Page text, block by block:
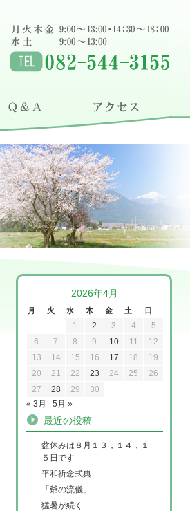
2026年4月
月 火 水 木 金 土 日
1 2 3 4
5
6
7 8 9 10 11
12
13
14 15 16 17 18
19
20
21 22 23 24 25
26
27
28 29
30
« 3月
5月 »
最近の投稿
盆休みは８月１３，１４，１
５日です
平和祈念式典
「爺の流儀」
猛暑が続く